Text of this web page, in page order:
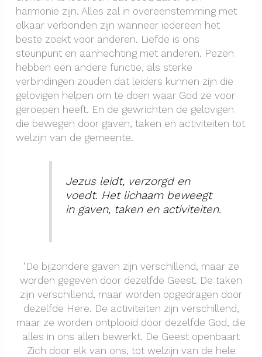
harmonie zijn. Alles zal in overeenstemming met
elkaar verbonden zijn wanneer iedereen het
beste zoekt voor anderen. Liefde is ons
steunpunt en aanhechting met anderen. Pezen
hebben een andere functie, als sterke
verbindingen zouden dat leiders kunnen zijn die
gelovigen helpen om te doen waar God ze voor
geroepen heeft. En de gewrichten de gelovigen
die bewegen door gaven, taken en activiteiten tot
welzijn van de gemeente.
Jezus leidt, verzorgd en
voedt. Het lichaam beweegt
in gaven, taken en activiteiten.
‘De bijzondere gaven zijn verschillend, maar ze
worden gegeven door dezelfde Geest. De taken
zijn verschillend, maar worden opgedragen door
dezelfde Here. De activiteiten zijn verschillend,
maar ze worden ontplooid door dezelfde God, die
alles in ons allen bewerkt. De Geest openbaart
Zich door elk van ons, tot welzijn van de hele